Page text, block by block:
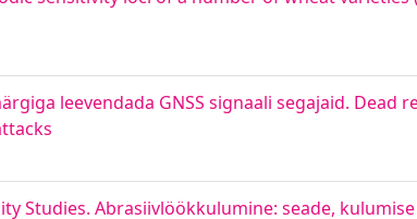
leevendada GNSS signaali segajaid. Dead
Studies. Abrasiivlöökkulumine: seade,